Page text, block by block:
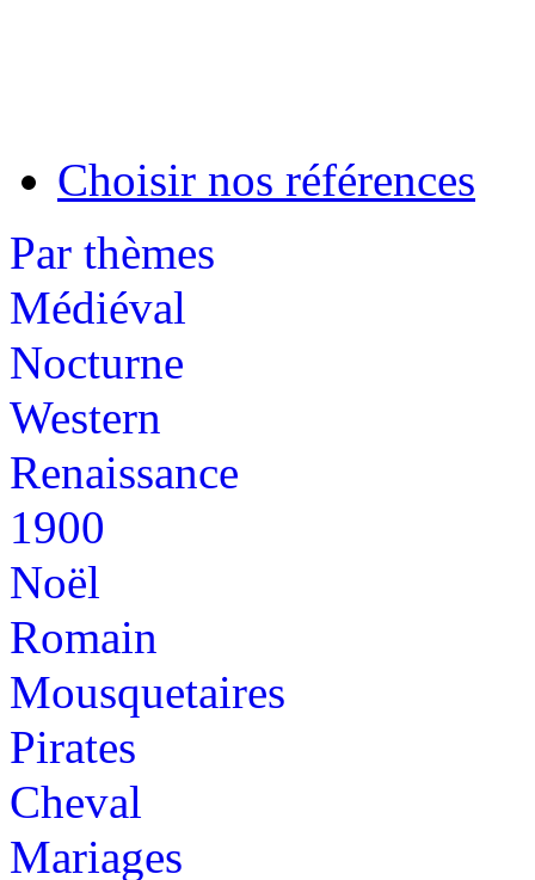
Choisir nos références
Par thèmes
Médiéval
Nocturne
Western
Renaissance
1900
Noël
Romain
Mousquetaires
Pirates
Cheval
Mariages